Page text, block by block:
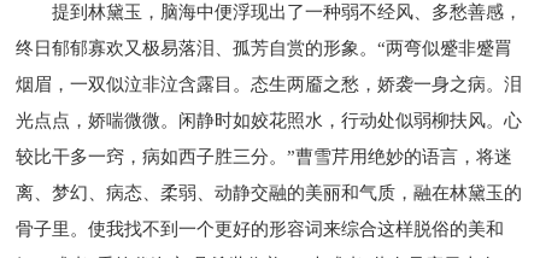
提到林黛玉，脑海中便浮现出了一种弱不经风、多愁善感，
终日郁郁寡欢又极易落泪、孤芳自赏的形象。“两弯似蹙非蹙罥
烟眉，一双似泣非泣含露目。态生两靥之愁，娇袭一身之病。泪
光点点，娇喘微微。闲静时如姣花照水，行动处似弱柳扶风。心
较比干多一窍，病如西子胜三分。”曹雪芹用绝妙的语言，将迷
离、梦幻、病态、柔弱、动静交融的美丽和气质，融在林黛玉的
骨子里。使我找不到一个更好的形容词来综合这样脱俗的美和